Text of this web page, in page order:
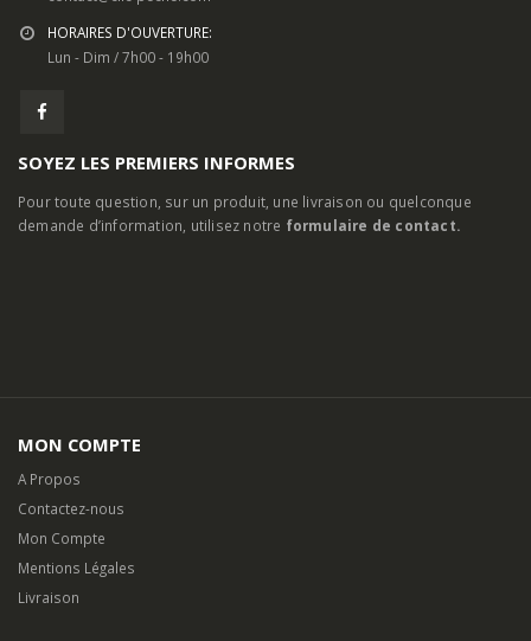
HORAIRES D'OUVERTURE:
Lun - Dim / 7h00 - 19h00
SOYEZ LES PREMIERS INFORMES
Pour toute question, sur un produit, une livraison ou quelconque
demande d’information, utilisez notre
formulaire de contact.
MON COMPTE
A Propos
Contactez-nous
Mon Compte
Mentions Légales
Livraison